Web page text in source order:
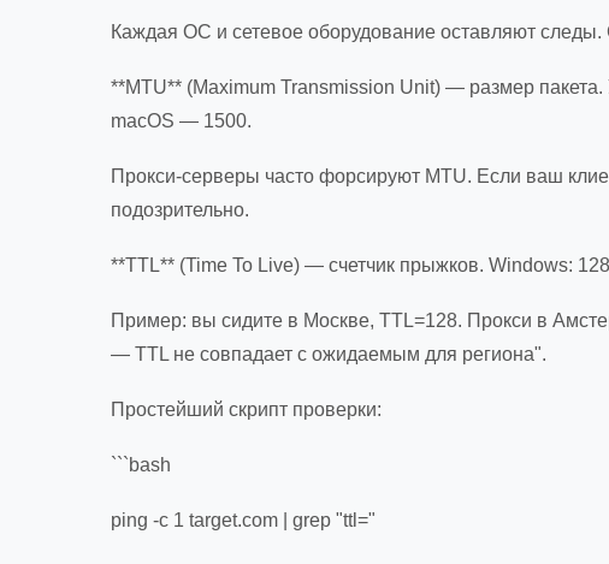
Каждая ОС и сетевое оборудование оставляют
**MTU** (Maximum Transmission Unit) — размер
macOS — 1500.
Прокси-серверы часто форсируют MTU. Если ваш
подозрительно.
**TTL** (Time To Live) — счетчик прыжков. Windows:
Пример: вы сидите в Москве, TTL=128. Прокси в
— TTL не совпадает с ожидаемым для региона".
Простейший скрипт проверки:
```bash
ping -c 1 target.com | grep "ttl="